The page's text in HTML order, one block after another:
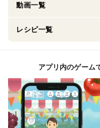
動画一覧
レシピ一覧
アプリ内のゲーム